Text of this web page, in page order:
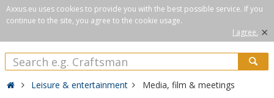
Axxus.eu uses cookies to provide you with the best possible service. If you
continue to the site, you agree to the cookie usage.
I agree. ×
Leisure & entertainment Media, film & meetings